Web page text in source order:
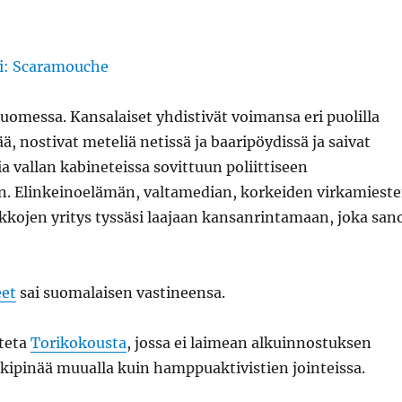
Kansalaiset yhdistivät voimansa eri puolilla
nostivat meteliä netissä ja baaripöydissä ja saivat
vallan kabineteissa sovittuun poliittiseen
Elinkeinoelämän, valtamedian, korkeiden
yritys tyssäsi laajaan kansanrintamaan, joka
sai suomalaisen vastineensa.
Torikokousta, jossa ei laimean alkuinnostuksen
muualla kuin hamppuaktivistien jointeissa.